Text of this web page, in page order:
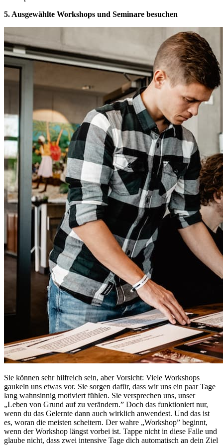
5. Ausgewählte Workshops und Seminare besuchen
Sie können sehr hilfreich sein, aber Vorsicht: Viele Workshops
gaukeln uns etwas vor. Sie sorgen dafür, dass wir uns ein paar Tage
lang wahnsinnig motiviert fühlen. Sie versprechen uns, unser
„Leben von Grund auf zu verändern.” Doch das funktioniert nur,
wenn du das Gelernte dann auch wirklich anwendest. Und das ist
es, woran die meisten scheitern. Der wahre „Workshop” beginnt,
wenn der Workshop längst vorbei ist. Tappe nicht in diese Falle und
glaube nicht, dass zwei intensive Tage dich automatisch an dein Ziel